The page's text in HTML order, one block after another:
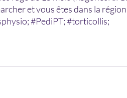
et vous êtes dans la
; #PediPT; #torticollis;